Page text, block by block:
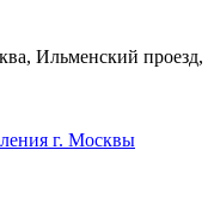
Ильменский проезд,
г. Москвы